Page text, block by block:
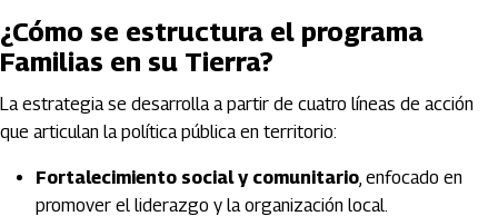
¿Cómo se estructura el programa
Familias en su Tierra?
La estrategia se desarrolla a partir de cuatro líneas de acción
que articulan la política pública en territorio:
Fortalecimiento social y comunitario, enfocado en
promover el liderazgo y la organización local.